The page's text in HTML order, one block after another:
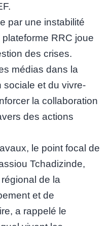
par une instabilité
RRC joue
des crises.
médias dans la
sociale et du vivre-
la collaboration
des actions
le point focal de
Tchadizinde,
de la
et de
a rappelé le